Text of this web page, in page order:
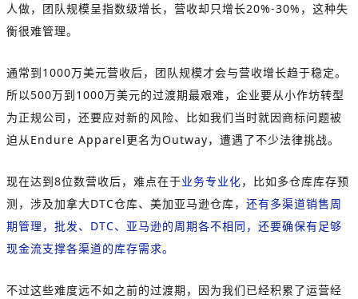
人做，团队规模呈指数级增长，营收却只增长20%-30%，这种失
衡很难管理。
通常到1000万美元营收后，团队规模才会与营收增长趋于稳定。
所以500万到1000万美元的过渡期最艰难，企业要从小作坊转型
为正规公司，还要应对新的风险、比如我们当时就因商标问题被
迫从Endure Apparel更名为Outway，遭遇了不少法律挑战。
现在达到8位数营收后，难点在于业务专业化，比如多仓库库存预
测，涉及加拿大DTC仓库、美加亚马逊仓库， 还有多渠道销售周
期管理，批发、DTC、亚马逊的周期各不相同，还要确保有足够
现金流支撑各渠道的库存需求。
不过这些难度远不如之前的过渡期，因为我们已经积累了运营经